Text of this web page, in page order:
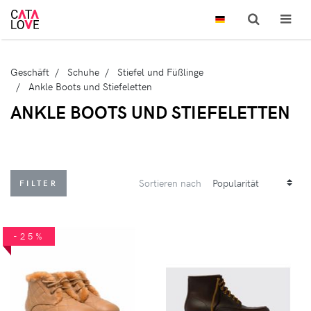
Geschäft Schuhe
Stiefel und Füßlinge
Ankle Boots und Stiefeletten
ANKLE BOOTS UND STIEFELETTEN
FILTER Sortieren nach
-25%